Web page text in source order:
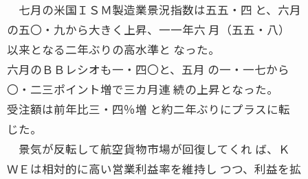
七月の米国ＩＳＭ製造業景況指数は五五・四 と、六月
の五〇・九から大きく上昇、一一年六 月（五五・八）
以来となる二年ぶりの高水準と なった。
六月のＢＢレシオも一・四〇と、五月 の一・一七から
〇・二三ポイント増で三カ月連 続の上昇となった。
受注額は前年比三・四％増 と約二年ぶりにプラスに転
じた。
景気が反転して航空貨物市場が回復してくれ ば、Ｋ
ＷＥは相対的に高い営業利益率を維持し つつ、利益を拡